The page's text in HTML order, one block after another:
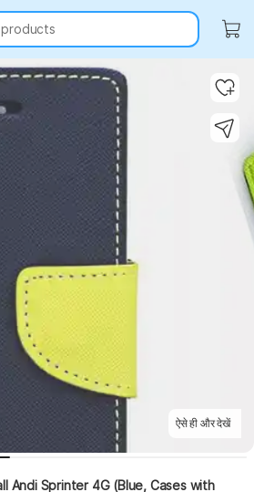
ऐसे ही और देखें
Andi Sprinter 4G (Blue, Cases with